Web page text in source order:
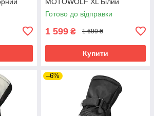
MDL0318
Готово до відправки
1 599 ₴ 1 699 ₴
Купити
–6%